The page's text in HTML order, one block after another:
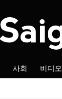
사회 비디오